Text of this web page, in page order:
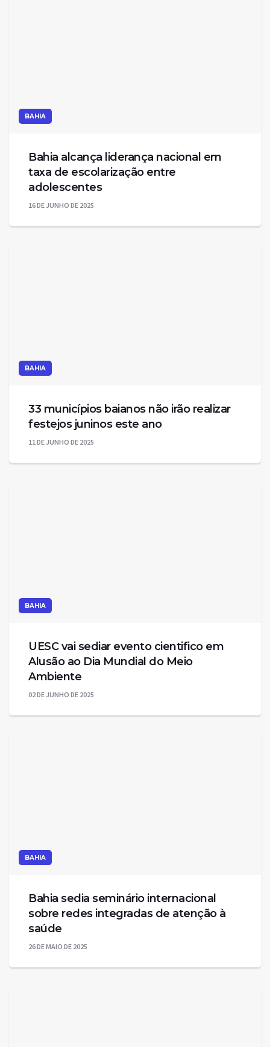
BAHIA
Bahia alcança liderança nacional em
taxa de escolarização entre
adolescentes
16 DE JUNHO DE 2025
BAHIA
33 municípios baianos não irão realizar
festejos juninos este ano
11 DE JUNHO DE 2025
BAHIA
UESC vai sediar evento cientifico em
Alusão ao Dia Mundial do Meio
Ambiente
02 DE JUNHO DE 2025
BAHIA
Bahia sedia seminário internacional
sobre redes integradas de atenção à
saúde
26 DE MAIO DE 2025